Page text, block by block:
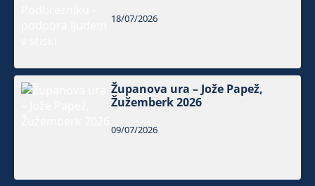
18/07/2026
Županova ura – Jože Papež,
Žužemberk 2026
09/07/2026